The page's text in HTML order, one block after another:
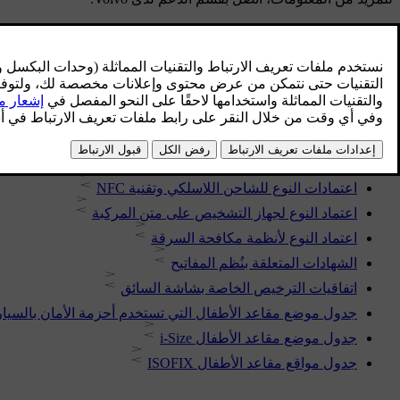
المزيد في هذا الموضوع
اعتماد نوع الرادار
اعتمادات النوع للشاحن اللاسلكي وتقنية NFC
اعتماد النوع لجهاز التشخيص على متن المركبة
اعتماد النوع لأنظمة مكافحة السرقة
الشهادات المتعلقة بنُظم المفاتيح
اتفاقيات الترخيص الخاصة بشاشة السائق
جدول موضع مقاعد الأطفال التي تستخدم أحزمة الأمان
جدول موضع مقاعد الأطفال i-Size
جدول مواقع مقاعد الأطفال ISOFIX